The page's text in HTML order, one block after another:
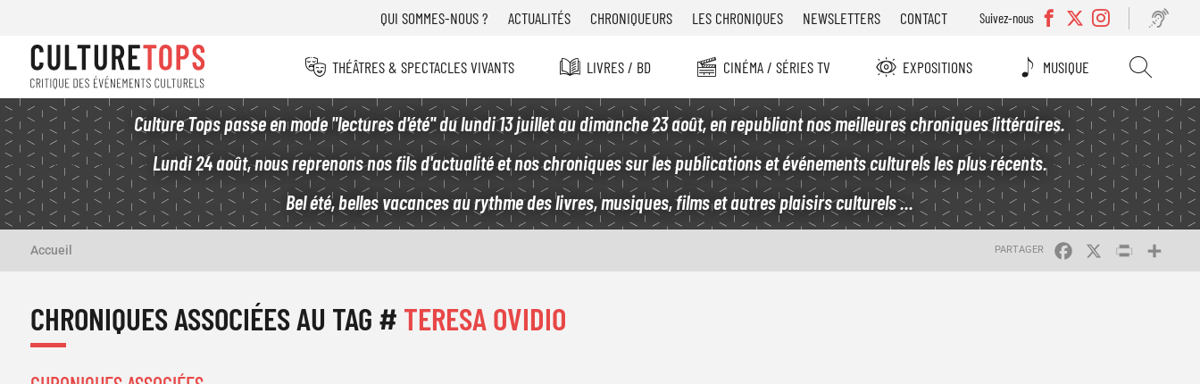
contenu
principal
Menu
top
QUI SOMMES-NOUS ? ACTUALITÉS CHRONIQUEURS LES CHRONIQUES NEWSLETTERS CONTACT Suivez-nous
THÉÂTRES & SPECTACLES VIVANTS LIVRES / BD CINÉMA / SÉRIES TV EXPOSITIONS MUSIQUE
Culture Tops passe en mode "lectures d'été" du lundi 13 juillet au dimanche 23 août, en republiant nos meilleures chroniques littéraires.
Lundi 24 août, nous reprenons nos fils d'actualité et nos chroniques sur les publications et événements culturels les plus récents.
Bel été, belles vacances au rythme des livres, musiques, films et autres plaisirs culturels ...
FIL
Accueil FACEBOOK PRINT
CHRONIQUES ASSOCIÉES AU TAG # TERESA OVIDIO
THÉÂTRE
CAMUS - CASARÈS : UNE
GÉOGRAPHIE AMOUREUSE
Albert Camus et Maria Casarès
THÉÂTRE
QUAI OUEST